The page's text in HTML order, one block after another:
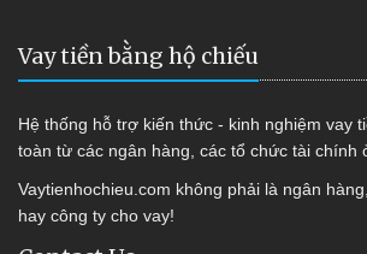
Vay tiền bằng hộ chiếu
Hệ thống hỗ trợ kiến thức - kinh nghiệm vay
toàn từ các ngân hàng, các tổ chức tài chính
Vaytienhochieu.com không phải là ngân
hay công ty cho vay!